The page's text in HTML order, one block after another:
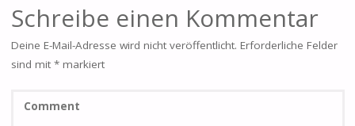
Schreibe einen Kommentar
Deine E-Mail-Adresse wird nicht veröffentlicht. Erforderliche Felder
sind mit *markiert